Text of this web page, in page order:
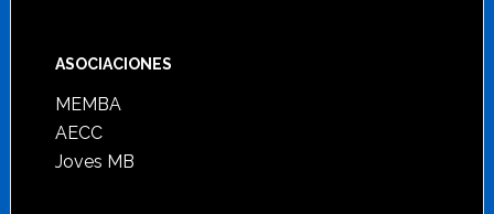
ASOCIACIONES
MEMBA
AECC
Joves MB